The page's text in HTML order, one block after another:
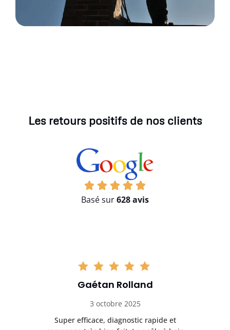
Les retours positifs de nos clients
Basé sur628 avis
Gaétan Rolland
3 octobre 2025
Super efficace, diagnostic rapide et